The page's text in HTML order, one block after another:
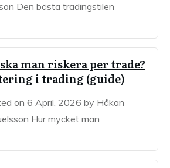
Den bästa tradingstilen
man riskera per trade?
i trading (guide)
on 6 April, 2026 by Håkan
Hur mycket man